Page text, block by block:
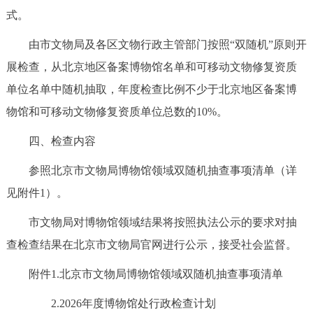
式。
由市文物局及各区文物行政主管部门按照“双随机”原则开
展检查，从北京地区备案博物馆名单和可移动文物修复资质
单位名单中随机抽取，年度检查比例不少于北京地区备案博
物馆和可移动文物修复资质单位总数的10%。
四、检查内容
参照北京市文物局博物馆领域双随机抽查事项清单（详
见附件1）。
市文物局对博物馆领域结果将按照执法公示的要求对抽
查检查结果在北京市文物局官网进行公示，接受社会监督。
附件1.北京市文物局博物馆领域双随机抽查事项清单
2.2026年度博物馆处行政检查计划